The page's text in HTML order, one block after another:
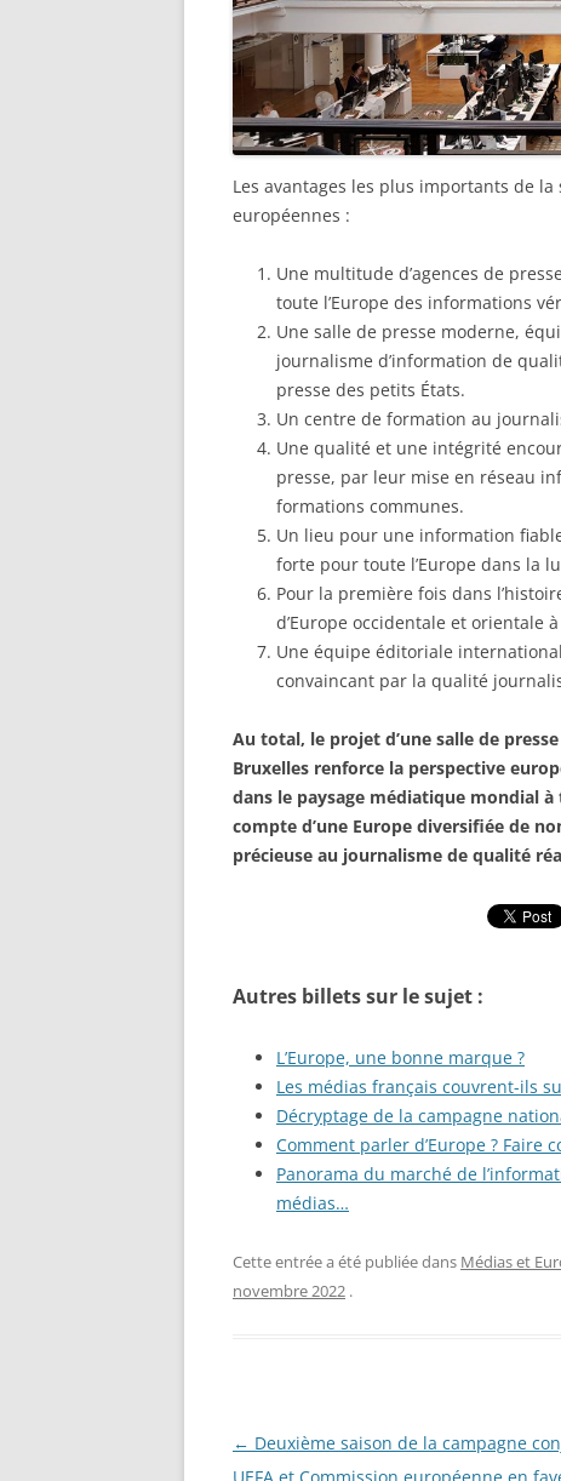
Les avantages les plus importants de
européennes :
Une multitude d’agences de
toute l’Europe des informations
Une salle de presse moderne,
journalisme d’information de
presse des petits États.
Un centre de formation au
Une qualité et une intégrité
presse, par leur mise en réseau
formations communes.
Un lieu pour une information
forte pour toute l’Europe dans la
Pour la première fois dans
d’Europe occidentale et orientale
Une équipe éditoriale
convaincant par la qualité
Au total, le projet d’une salle de
Bruxelles renforce la perspective
dans le paysage médiatique mondial
compte d’une Europe diversifiée de
précieuse au journalisme de qualité
Autres billets sur le sujet :
L’Europe, une bonne marque ?
Les médias français couvrent-ils
Décryptage de la campagne
Comment parler d’Europe ? Faire
Panorama du marché de
médias…
Cette entrée a été publiée dans Médias et
novembre 2022 .
Navigation
des
← Deuxième saison de la campagne
UEFA et Commission européenne en